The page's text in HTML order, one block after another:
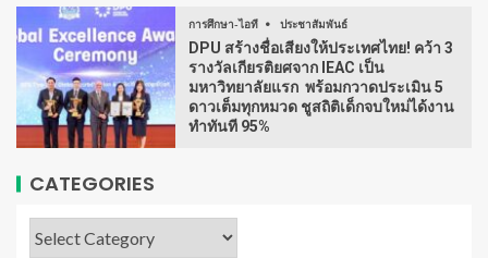
การศึกษา-ไอที ประชาสัมพันธ์
DPU สร้างชื่อเสียงให้ประเทศไทย! คว้า 3
รางวัลเกียรติยศจาก IEAC เป็น
มหาวิทยาลัยแรก พร้อมกวาดประเมิน 5
ดาวเต็มทุกหมวด ชูสถิติเด็กจบใหม่ได้งาน
ทำทันที 95%
CATEGORIES